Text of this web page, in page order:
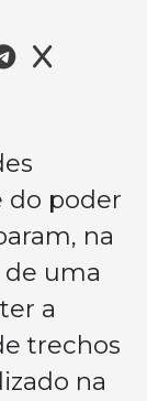
do poder
na
uma
a
trechos
na